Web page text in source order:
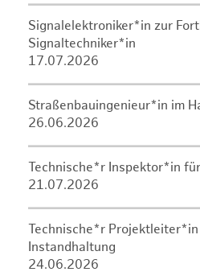
Signalelektroniker*in zur
Signaltechniker*in
17.07.2026
Straßenbauingenieur*in im
26.06.2026
Technische*r Inspektor*in
21.07.2026
Technische*r
Instandhaltung
24.06.2026